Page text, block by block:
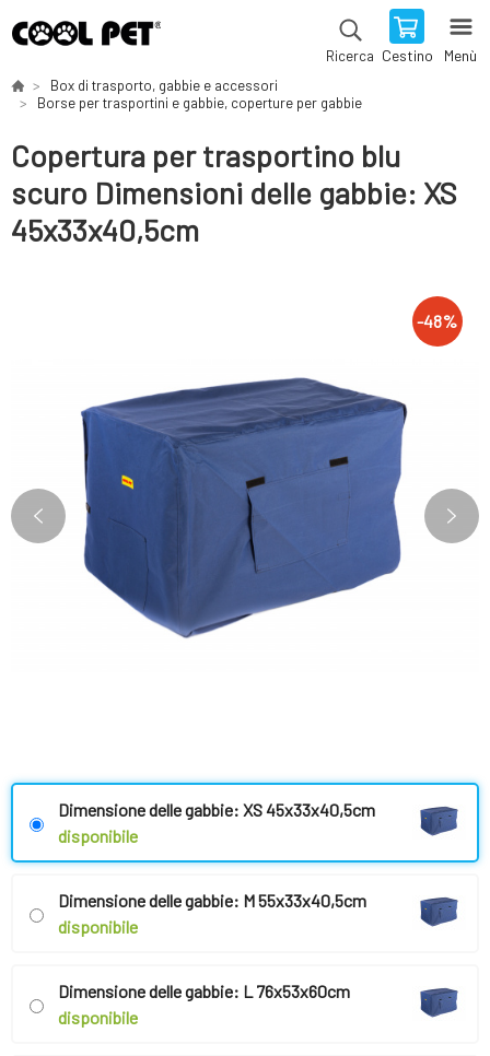
Ricerca Cestino Menù
Box di trasporto, gabbie e accessori
Borse per trasportini e gabbie, coperture per gabbie
Copertura per trasportino blu
scuro Dimensioni delle gabbie: XS
45x33x40,5cm
-48%
Dimensione delle gabbie: XS 45x33x40,5cm
disponibile
Dimensione delle gabbie: M 55x33x40,5cm
disponibile
Dimensione delle gabbie: L 76x53x60cm
disponibile